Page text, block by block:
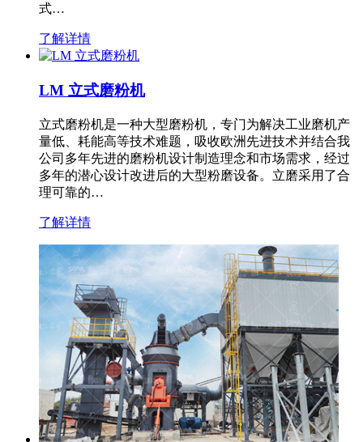
式…
了解详情
LM 立式磨粉机
立式磨粉机是一种大型磨粉机，专门为解决工业磨机产
量低、耗能高等技术难题，吸收欧洲先进技术并结合我
公司多年先进的磨粉机设计制造理念和市场需求，经过
多年的潜心设计改进后的大型粉磨设备。立磨采用了合
理可靠的…
了解详情